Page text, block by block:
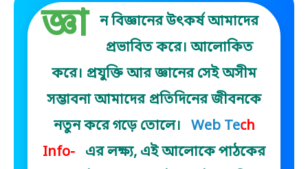
জ্ঞা
ন বিজ্ঞানের উৎকর্ষ আমাদের
প্রভাবিত করে। আলোকিত
করে। প্রযুক্তি আর জ্ঞানের সেই অসীম
সম্ভাবনা আমাদের প্রতিদিনের জীবনকে
নতুন করে গড়ে তোলে।
Web Tech
Info-
এর লক্ষ্য, এই আলোকে পাঠকের